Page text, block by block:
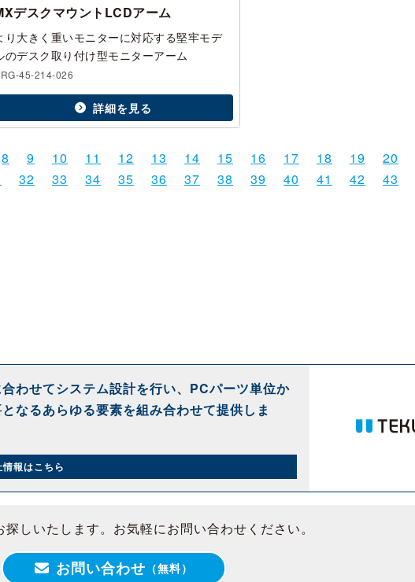
デスクマウントLCDアーム
り大きく重いモニターに対応する堅牢モデ
のデスク取り付け型モニターアーム
45-214-026
詳細を見る
8 9 10 11 12 13 14 15 16 17 18 19 20
32 33 34 35 36 37 38 39 40 41 42 43
わせてシステム設計を行い、PCパーツ単位か
なるあらゆる要素を組み合わせて提供しま
情報はこちら
しいたします。お気軽にお問い合わせください。
お問い合わせ （無料）